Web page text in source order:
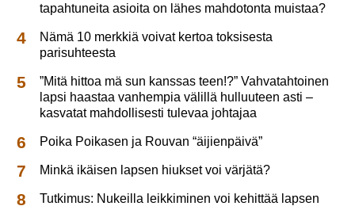
tapahtuneita asioita on lähes mahdotonta muistaa?
Nämä 10 merkkiä voivat kertoa toksisesta
parisuhteesta
”Mitä hittoa mä sun kanssas teen!?” Vahvatahtoinen
lapsi haastaa vanhempia välillä hulluuteen asti –
kasvatat mahdollisesti tulevaa johtajaa
Poika Poikasen ja Rouvan “äijienpäivä”
Minkä ikäisen lapsen hiukset voi värjätä?
Tutkimus: Nukeilla leikkiminen voi kehittää lapsen